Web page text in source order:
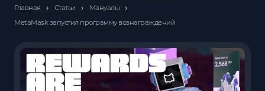
Главная › Статьи › Мануалы ›
MetaMask запустил программу вознаграждений